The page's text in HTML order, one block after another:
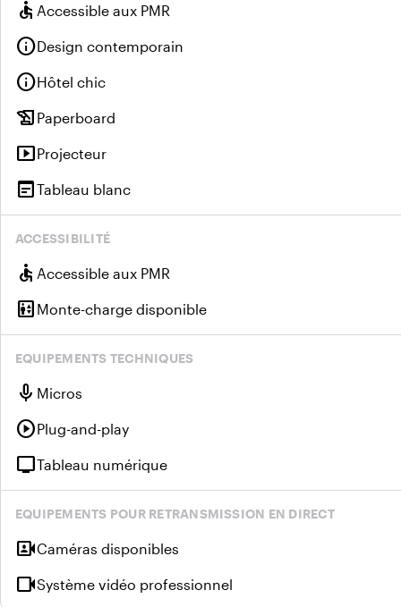
accessible Accessible aux PMR
infoDesign contemporain
infoHôtel chic
history_edu Paperboard
smart_displayProjecteur
wysiwygTableau blanc
ACCESSIBILITÉ
accessible Accessible aux PMR
elevator Monte-charge disponible
EQUIPEMENTS TECHNIQUES
mic Micros
play_circlePlug-and-play
tvTableau numérique
EQUIPEMENTS POUR RETRANSMISSION EN DIRECT
video_camera_frontCaméras disponibles
videocamSystème vidéo professionnel